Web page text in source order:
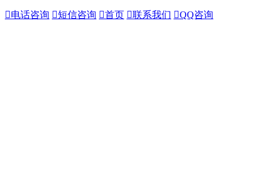
电话咨询 短信咨询 首页 联系我们 QQ咨询